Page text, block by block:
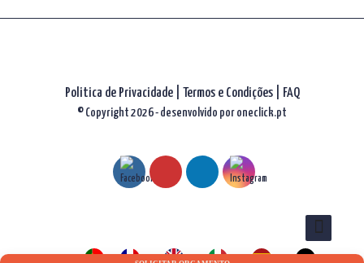
Politica de Privacidade| Termos e Condições FAQ
© Copyright 2026 - desenvolvido por oneclick.pt